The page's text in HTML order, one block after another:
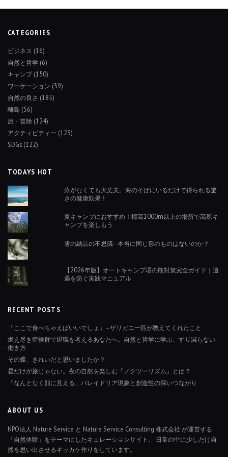
CATEGORIES
ビジネス (16)
自然と哲学 (6)
キャンプ(150)
ワーケーション (39)
自然の良さ (185)
離島 (56)
旅・冒険 (124)
アクティビティー (123)
SDGs (122)
TODAYS HOT
泳がなくても大丈夫。海のそばにいるだけで得られる驚
きの健康効果！
夏キャンプにおすすめ！標高1000m以上の場所で高原キ
ャンプを楽しもう
雪の結晶の不思議─本当に同じ形のものはないのか？
【2026年版】オートキャンプ場の熊対策完全ガイド｜遭
遇を防ぐ実践マニュアル
RECENT POSTS
「ここで食べちゃえばいいでしょ」—ザリガニ一匹が教えてくれたこと
燃え尽き症候群で退職を考えるあなたへ。自然と哲学に学ぶ、すり減らない
働き方
その蝶、きれいだと思いましたか？
昼だけが旅じゃない。夜の自然を楽しむ『ノクツーリズム』とは？
「なんとなく顔に見える」パレイドリア現象と創造性の深いつながり
ABOUT US
NPO法人 Nature Service と Nature Service Consulting 株式会社 が運営する
「自然体験」をテーマにしたキュレーションサイト。 日常の中に少しだけ自
然を思い出させるキッカケ作りをしています。